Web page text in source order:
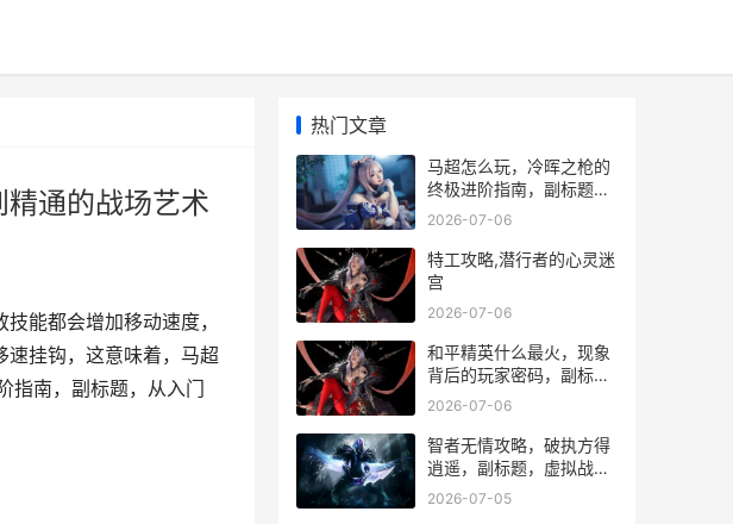
通的战场艺术
能都会增加移动速度，
速挂钩，这意味着，马超
指南，副标题，从入门
热门文章
马超怎么玩，冷晖之枪的
终极进阶指南，副标题，
从入门到精通的战场艺术
2026-07-06
特工攻略,潜行者的心灵迷
宫
2026-07-06
和平精英什么最火，现象
背后的玩家密码，副标
题，从战术竞技到社交宇
2026-07-06
智者无情攻略，破执方得
逍遥，副标题，虚拟战场
中的冷静哲学
2026-07-05